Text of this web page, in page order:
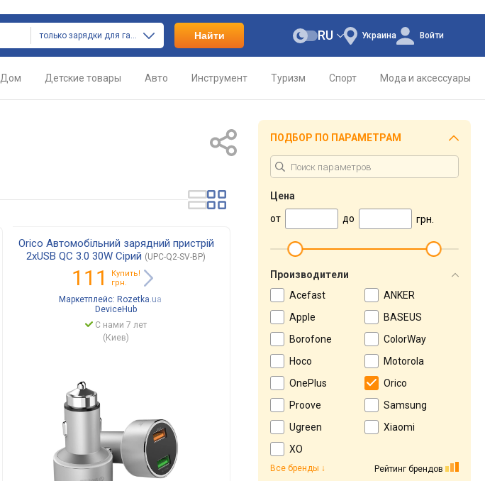
только зарядки для гаджетов Найти Украина
RU Войти
Дом Детские товары Авто Инструмент Туризм Спорт Мода и аксессуары
Orico Автомобільний зарядний пристрій
2xUSB QC 3.0 30W Сірий (UPC-Q2-SV-BP)
111
Купить!
грн.
Маркетплейс: Rozetka.ua
DeviceHub
С нами 7 лет
(Киев)
ПОДБОР ПО ПАРАМЕТРАМ
Цена
от
до грн.
Производители
Acefast
ANKER
Apple
BASEUS
Borofone
ColorWay
Hoco
Motorola
OnePlus
Orico
Proove
Samsung
Ugreen
Xiaomi
XO
Рейтинг брендов
Все бренды